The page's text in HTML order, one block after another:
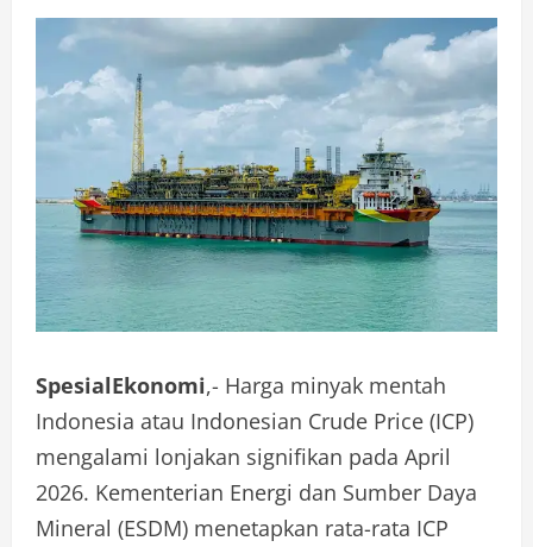
SpesialEkonomi,- Harga minyak mentah
Indonesia atau Indonesian Crude Price (ICP)
mengalami lonjakan signifikan pada April
2026. Kementerian Energi dan Sumber Daya
Mineral (ESDM) menetapkan rata-rata ICP